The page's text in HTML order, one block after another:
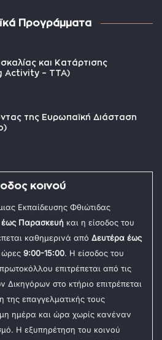
Προγράμματα
και Κατάρτισης
Activity – TTA)
της Ευρωπαϊκή Διάσταση
κοινού
Εκπαίδευσης Φθιώτιδας
έως Παρασκευή και η είσοδος του
καθημερινά από Δευτέρα έως
ώρες 9:00-15:00. Η είσοδος του
επιτρέπεται από τις
Δικηγόρων στο κτήριο επιτρέπεται
της επαγγελματικής τους
ημέρα και ώρα χωρίς κανέναν
Η εξυπηρέτηση του κοινού